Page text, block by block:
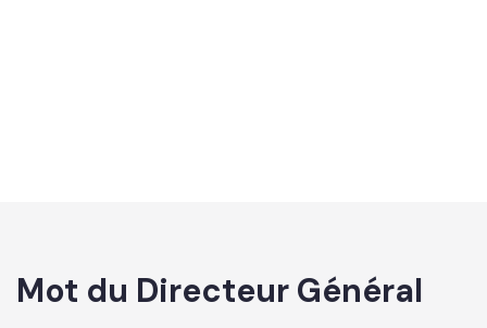
Mot du Directeur Général